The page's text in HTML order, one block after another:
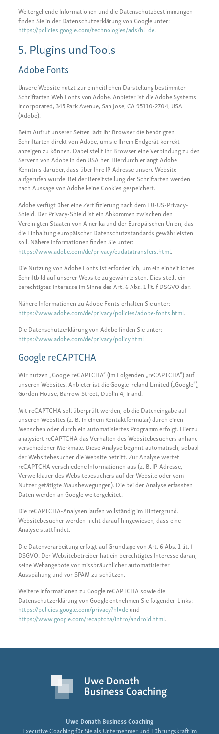
Weitergehende Informationen und die Datenschutzbestimmungen
finden Sie in der Datenschutzerklärung von Google unter:
https://policies.google.com/technologies/ads?hl=de.
5. Plugins und Tools
Adobe Fonts
Unsere Website nutzt zur einheitlichen Darstellung bestimmter
Schriftarten Web Fonts von Adobe. Anbieter ist die Adobe Systems
Incorporated, 345 Park Avenue, San Jose, CA 95110-2704, USA
(Adobe).
Beim Aufruf unserer Seiten lädt Ihr Browser die benötigten
Schriftarten direkt von Adobe, um sie Ihrem Endgerät korrekt
anzeigen zu können. Dabei stellt Ihr Browser eine Verbindung zu den
Servern von Adobe in den USA her. Hierdurch erlangt Adobe
Kenntnis darüber, dass über Ihre IP-Adresse unsere Website
aufgerufen wurde. Bei der Bereitstellung der Schriftarten werden
nach Aussage von Adobe keine Cookies gespeichert.
Adobe verfügt über eine Zertifizierung nach dem EU-US-Privacy-
Shield. Der Privacy-Shield ist ein Abkommen zwischen den
Vereinigten Staaten von Amerika und der Europäischen Union, das
die Einhaltung europäischer Datenschutzstandards gewährleisten
soll. Nähere Informationen finden Sie unter:
https://www.adobe.com/de/privacy/eudatatransfers.html.
Die Nutzung von Adobe Fonts ist erforderlich, um ein einheitliches
Schriftbild auf unserer Website zu gewährleisten. Dies stellt ein
berechtigtes Interesse im Sinne des Art. 6 Abs. 1 lit. f DSGVO dar.
Nähere Informationen zu Adobe Fonts erhalten Sie unter:
https://www.adobe.com/de/privacy/policies/adobe-fonts.html.
Die Datenschutzerklärung von Adobe finden Sie unter:
https://www.adobe.com/de/privacy/policy.html
Google reCAPTCHA
Wir nutzen „Google reCAPTCHA“ (im Folgenden „reCAPTCHA“) auf
unseren Websites. Anbieter ist die Google Ireland Limited („Google“),
Gordon House, Barrow Street, Dublin 4, Irland.
Mit reCAPTCHA soll überprüft werden, ob die Dateneingabe auf
unseren Websites (z. B. in einem Kontaktformular) durch einen
Menschen oder durch ein automatisiertes Programm erfolgt. Hierzu
analysiert reCAPTCHA das Verhalten des Websitebesuchers anhand
verschiedener Merkmale. Diese Analyse beginnt automatisch, sobald
der Websitebesucher die Website betritt. Zur Analyse wertet
reCAPTCHA verschiedene Informationen aus (z. B. IP-Adresse,
Verweildauer des Websitebesuchers auf der Website oder vom
Nutzer getätigte Mausbewegungen). Die bei der Analyse erfassten
Daten werden an Google weitergeleitet.
Die reCAPTCHA-Analysen laufen vollständig im Hintergrund.
Websitebesucher werden nicht darauf hingewiesen, dass eine
Analyse stattfindet.
Die Datenverarbeitung erfolgt auf Grundlage von Art. 6 Abs. 1 lit. f
DSGVO. Der Websitebetreiber hat ein berechtigtes Interesse daran,
seine Webangebote vor missbräuchlicher automatisierter
Ausspähung und vor SPAM zu schützen.
Weitere Informationen zu Google reCAPTCHA sowie die
Datenschutzerklärung von Google entnehmen Sie folgenden Links:
https://policies.google.com/privacy?hl=deund
https://www.google.com/recaptcha/intro/android.html.
Uwe Donath Business Coaching
Executive Coaching für Sie als Unternehmer und Führungskraft im